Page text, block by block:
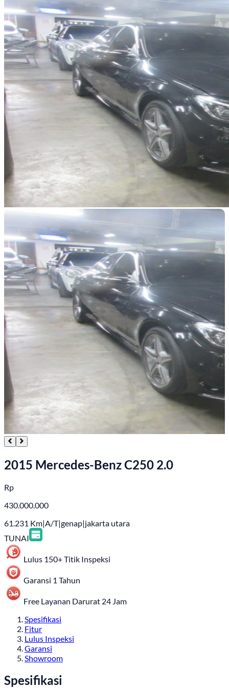
2015 Mercedes-Benz C250 2.0
Rp
430.000.000
61.231 Km|A/T|genap|jakarta utara
TUNAI
Lulus 150+ Titik Inspeksi
Garansi 1 Tahun
Free Layanan Darurat 24 Jam
Spesifikasi
Fitur
Lulus Inspeksi
Garansi
Showroom
Spesifikasi